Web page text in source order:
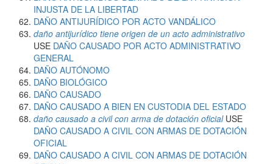
INJUSTA DE LA LIBERTAD
DAÑO ANTIJURÍDICO POR ACTO VANDÁLICO
daño antijurídico tiene origen de un acto administrativo
USE DAÑO CAUSADO POR ACTO ADMINISTRATIVO
GENERAL
DAÑO AUTÓNOMO
DAÑO BIOLÓGICO
DAÑO CAUSADO
DAÑO CAUSADO A BIEN EN CUSTODIA DEL ESTADO
daño causado a civil con arma de dotación oficialUSE
DAÑO CAUSADO A CIVIL CON ARMAS DE DOTACIÓN
OFICIAL
DAÑO CAUSADO A CIVIL CON ARMAS DE DOTACIÓN